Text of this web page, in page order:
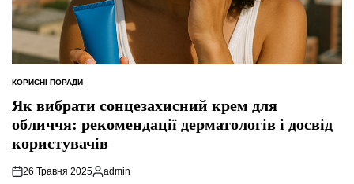
ОПУБЛІКУВАТИ
КОРИСНІ ПОРАДИ
Як вибрати сонцезахисний крем для
обличчя: рекомендації дерматологів і досвід
користувачів
26 Травня 2025
Опубліковано
admin